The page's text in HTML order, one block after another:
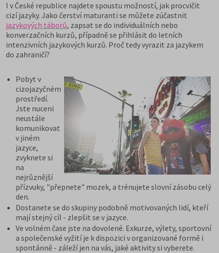
I v České republice najdete spoustu možností, jak procvičit
cizí jazyky. Jako čerství maturanti se můžete zúčastnit
jazykových táborů, zapsat se do individuálních nebo
konverzačních kurzů, případně se přihlásit do letních
intenzivních jazykových kurzů. Proč tedy vyrazit za jazykem
do zahraničí?
Pobyt v
cizojazyčném
prostředí.
Jste nuceni
neustále
komunikovat
v jiném
jazyce,
zvyknete si
na
nejrůznější
přízvuky, "přepnete" mozek, a trénujete slovní zásobu celý
den.
Dostanete se do skupiny podobně motivovaných lidí, kteří
mají stejný cíl - zlepšit se v jazyce.
Ve volném čase jste na dovolené. Exkurze, výlety, sportovní
a společenské vyžití je k dispozici v organizované formě i
spontánně - záleží jen na vás, jaké aktivity si vyberete.